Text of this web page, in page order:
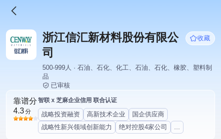
浙江信汇新材料股份有限公
司
收藏
500-999人 · 石油、石化、化工、石油、石化、橡胶、塑料制
品
已审核
靠谱分
4.3分
智联 x 芝麻企业信用 联合认证
战略投资融资 高新技术企业
国企供应商
战略性新兴领域创新能力
绝对控股4家公司 ...